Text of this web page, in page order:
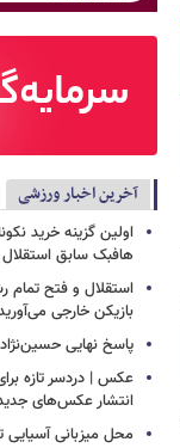
آخرین اخبار ورزشی
اولین گزینه خرید
هافبک سابق استقلال
استقلال و فتح تمام
بازیکن خارجی
پاسخ نهایی
عکس | دردسر تازه
انتشار عکس‌های
محل میزبانی